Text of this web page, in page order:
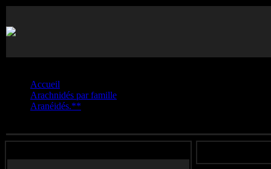
Accueil
Arachnidés par famille
Aranéidés.**